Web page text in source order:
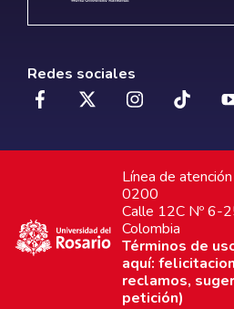
Redes sociales
Línea de
0200
Calle 12C Nº 6-
Colombia
Términos de
aquí:
reclamos,
petición)